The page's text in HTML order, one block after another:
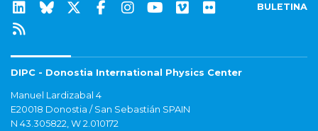
BULETINA
DIPC - Donostia International Physics Center
Manuel Lardizabal 4
E20018 Donostia / San Sebastián SPAIN
N 43.305822, W 2.010172